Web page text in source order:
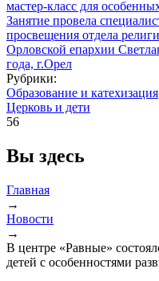
Рубрики:
Образование и катехизация
Церковь и дети
56
Вы здесь
Главная
→
Новости
→
В центре «Равные»
детей с особенностями